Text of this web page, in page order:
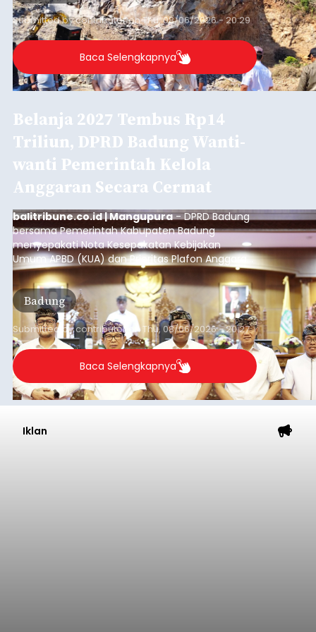
berhasil meringkus seorang pria berinisial MMT
(28) yang diduga kuat sebagai pengedar
narkotika jenis sabu. Penangkapan ini dilakukan di
dua lokasi berbeda di wilayah Denpasar dan
Badung pada Selasa (4/8/2026) malam.
Submitted bycontributoronThu, 08/06/2026 - 20:19
Baca Selengkapnya
Iklan